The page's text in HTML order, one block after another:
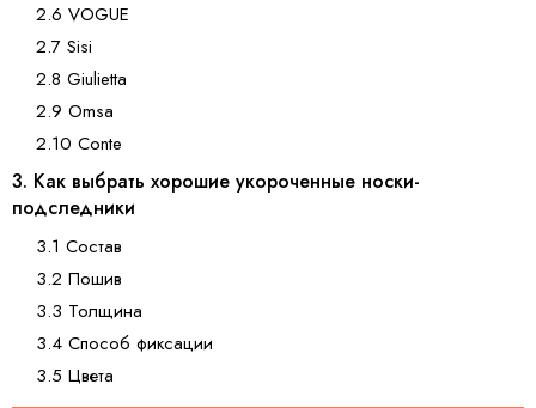
2.6 VOGUE
2.7 Sisi
2.8 Giulietta
2.9 Omsa
2.10 Conte
3. Как выбрать хорошие укороченные носки-
подследники
3.1 Состав
3.2 Пошив
3.3 Толщина
3.4 Способ фиксации
3.5 Цвета